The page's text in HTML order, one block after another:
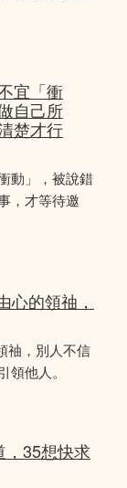
宜「衝
自己所
楚才行
動」，被說錯
，才等待邀
心的領䄂，
䄂，別人不信
他人。
，35想快求